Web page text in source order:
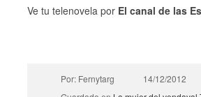
Ve tu telenovela por El canal de las
Por: Fernytarg
14/12/2012